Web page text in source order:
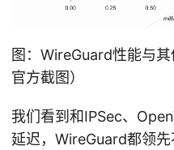
图：WireGuard性能与
官方截图）
我们看到和IPSec、
延迟，WireGuard都领先